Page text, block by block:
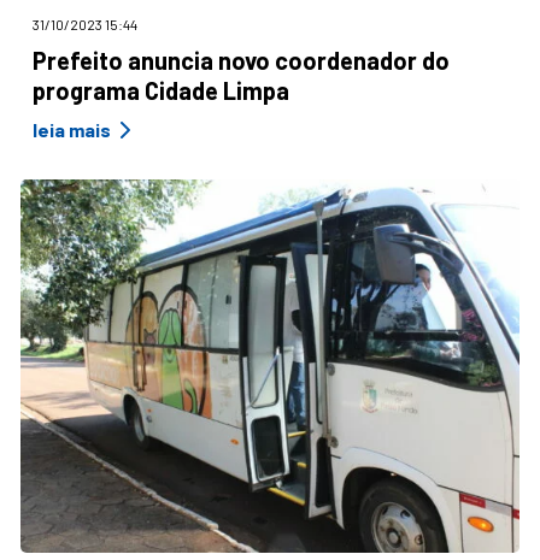
31/10/2023 15:44
Prefeito anuncia novo coordenador do
programa Cidade Limpa
leia mais